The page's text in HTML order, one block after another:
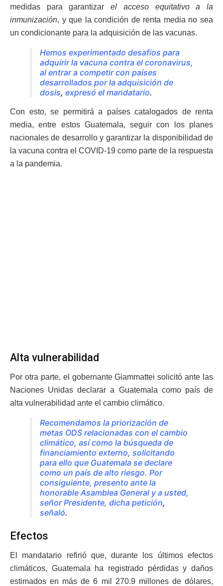
medidas para garantizarel acceso equitativo a la
inmunización, y que la condición de renta media no sea
un condicionante para la adquisición de las vacunas.
Hemos experimentado desafíos para
adquirir la vacuna contra el coronavirus,
al entrar a competir con países
desarrollados por la adquisición de
dosis, expresó el mandatario.
Con esto, se permitirá a países catalogados de renta
media, entre estos Guatemala, seguir con los planes
nacionales de desarrollo y garantizar la disponibilidad de
la vacuna contra el COVID-19 como parte de la respuesta
a la pandemia.
Alta vulnerabilidad
Por otra parte, el gobernante Giammattei solicitó ante las
Naciones Unidas declarar a Guatemala como país de
alta vulnerabilidad ante el cambio climático.
Recomendamos la priorización de
metas ODS relacionadas con el cambio
climático, así como la búsqueda de
financiamiento externo, solicitando
para ello que Guatemala se declare
como un país de alto riesgo. Por
consiguiente, presento ante la
honorable Asamblea General y a usted,
señor Presidente, dicha petición,
señaló.
Efectos
El mandatario refirió que, durante los últimos efectos
climáticos, Guatemala ha registrado pérdidas y daños
estimados en más de 6 mil 270.9 millones de dólares,